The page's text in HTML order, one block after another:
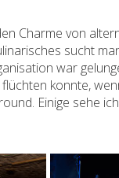
Charme von
sucht
war
konnte,
Einige sehe